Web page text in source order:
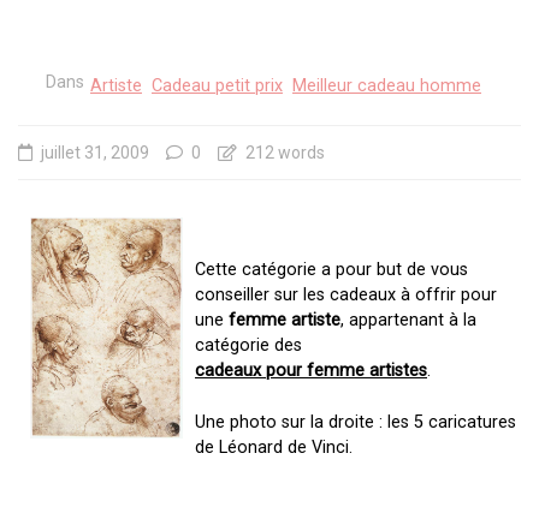
Dans Artiste Cadeau petit prix Meilleur cadeau homme
juillet 31, 2009 0 212 words
Cette catégorie a pour but de vous
conseiller sur les cadeaux à offrir pour
une femme artiste, appartenant à la
catégorie des
cadeaux pour femme artistes.
Une photo sur la droite : les 5 caricatures
de Léonard de Vinci.